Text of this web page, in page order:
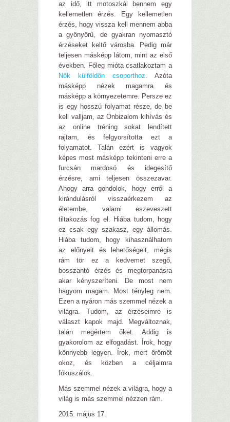
az idő, itt motoszkál bennem egy
kellemetlen érzés. Egy kellemetlen
érzés, hogy vissza kell mennem abba
a gyönyörű, de gyakran nyomasztó
érzéseket keltő városba. Pedig már
teljesen másképp látom, mint az első
években. Főleg mióta csatlakoztam a
Nők külföldön csoporthoz. Azóta
másképp nézek magamra és
másképp a környezetemre. Persze ez
is egy hosszú folyamat része, de be
kell valljam, az Önbizalom kihívás és
az online tréning sokat lendített
rajtam, és felgyorsította ezt a
folyamatot. Talán ezért is vagyok
képes most másképp tekinteni erre a
furcsán mardosó és idegesítő
érzésre, ami teljesen összezavar.
Ahogy arra gondolok, hogy erről a
kirándulásról visszaérkezem az
életembe, valami eszeveszett
tiltakozás fog el. Hiába tudom, hogy
ez csak egy szakasz, egy állomás.
Hiába tudom, hogy kihasználhatom
az előnyeit és lehetőségeit, mégis
rám tör ez a kedvemet szegő,
bosszantó érzés és megtorpanásra
akar kényszeríteni. De most nem
hagyom magam. Most tényleg nem.
Ezen a nyáron más szemmel nézek a
világra. Tudom, az érzéseimre is
választ kapok majd. Megváltoznak,
talán megértem őket. Addig is
gyakorolom az elfogadást. Írok, hogy
könnyebb legyen. Írok, mert örömöt
okoz, és közben a céljaimra
fókuszálok.
Más szemmel nézek a világra, hogy a
világ is más szemmel nézzen rám.
2015. május 17.